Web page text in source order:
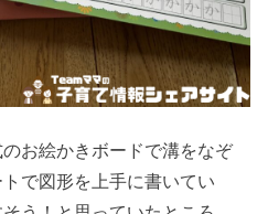
お絵かきボードで溝をなぞ
で図形を上手に書いてい